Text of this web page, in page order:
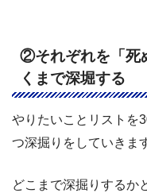
②それぞれを「死
くまで深堀する
やりたいことリストを
つ深掘りをしていきま
どこまで深掘りするか